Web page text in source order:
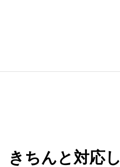
きちんと対応し